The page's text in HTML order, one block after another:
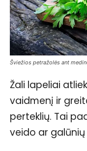
Šviežios petražolės ant
Žali lapeliai
vaidmenį ir
perteklių. Tai
veido ar